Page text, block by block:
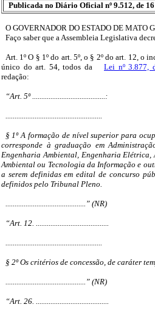
Publicada no Diário Oficial nº 9.512, de
O GOVERNADOR DO ESTADO DE MATO
Faço saber que a Assembleia Legislativa
Art. 1º O § 1º do art. 5º, o § 2º do art. 12, o
único do art. 54, todos da
Lei nº 3.877,
redação:
“Art. 5º ........................................:
.....................................................
§ 1º A formação de nível superior para
corresponde à graduação em
Engenharia Ambiental, Engenharia Elétrica,
Ambiental ou Tecnologia da Informação e
a serem definidas em edital de concurso
definidos pelo Tribunal Pleno.
............................................” (NR)
“Art. 12. ........................................
.....................................................
§ 2º Os critérios de concessão, de caráter
............................................” (NR)
“Art. 26. ........................................